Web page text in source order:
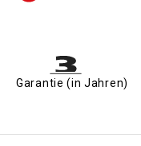
Garantie (in Jahren)